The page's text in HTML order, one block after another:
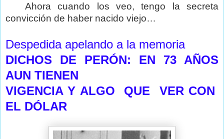
Ahora cuando los veo, tengo la secreta
convicción de haber nacido viejo…
Despedida apelando a la memoria
DICHOS DE PERÓN: EN 73 AÑOS
AUN TIENEN
VIGENCIA Y ALGO QUE VER CON
EL DÓLAR